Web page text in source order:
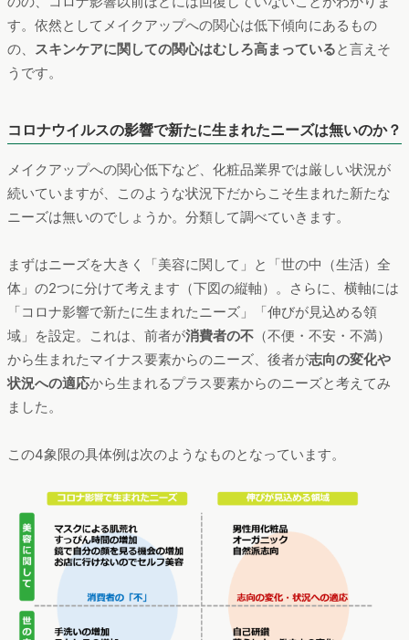
す。依然としてメイクアップへの関心は低下傾向にあるもの
の、 スキンケアに関しての関心はむしろ高まっていると言えそ
うです。
コロナウイルスの影響で新たに生まれたニーズは無いのか？
メイクアップへの関心低下など、化粧品業界では厳しい状況が
続いていますが、このような状況下だからこそ生まれた新たな
ニーズは無いのでしょうか。分類して調べていきます。
まずはニーズを大きく「美容に関して」と「世の中（生活）全
体」の2つに分けて考えます（下図の縦軸）。さらに、横軸には
「コロナ影響で新たに生まれたニーズ」「伸びが見込める領
域」を設定。これは、前者が消費者の不 （不便・不安・不満）
から生まれたマイナス要素からのニーズ、後者が志向の変化や
状況への適応から生まれるプラス要素からのニーズと考えてみ
ました。
この4象限の具体例は次のようなものとなっています。